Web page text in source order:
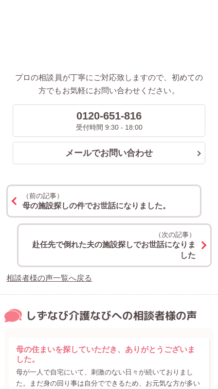
プロの相談員が丁寧にご対応致しますので、初めての
方でもお気軽にお問い合わせください。
0120-651-816
受付時間 9:30 - 18:00
メールでお問い合わせ
（前の記事）
母の施設探しの件でお世話になりました。
（次の記事）
赴任先で倒れた夫の施設探しでお世話になりま
した
相談者様の声一覧へ戻る
しずなび介護なびへの相談者様の声
母の住まいを探していただき、ありがとうございま
した。
母が一人で自宅にいて、刺激のない日々が続いておりまし
た。まだ身の回り事は自分でできるため、お元気な方が多い